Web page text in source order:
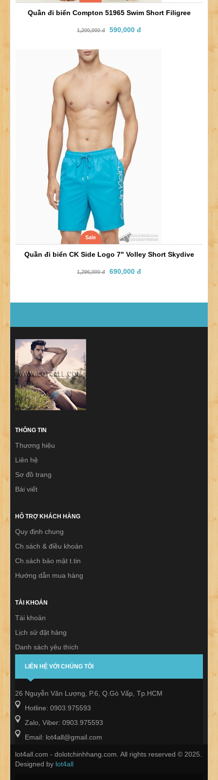
Quần đi biển Compton 51965 Swim Short Filigree
1,200,000 đ 590,000 đ
Sale
Quần đi biển CK Side Logo 7" Volley Short Skydive
1,296,000 đ 690,000 đ
THÔNG TIN
Thương hiệu
Liên hệ
Sơ đồ trang
Bài viết
HỖ TRỢ KHÁCH HÀNG
Quy định chung
Ch.sách & điều khoản
Ch.sách bảo mật t.tin
Hướng dẫn mua hàng
TÀI KHOẢN
Tài khoản
Lịch sử đặt hàng
Danh sách yêu thích
Thư báo
LIÊN HỆ VỚI CHÚNG TÔI
26 Nguyễn Văn Lượng, P.6, Q.Gò Vấp, Tp.HCM
Hotline: 0903.975593
Zalo, Viber: 0903.975593
Email: lot4all@gmail.com
lot4all.com - dolotchinhhang.com. All rights reserved © 2025.
Designed by lot4all